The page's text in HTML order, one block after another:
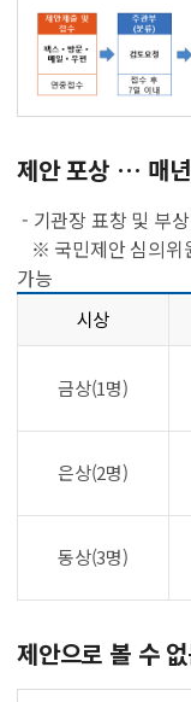
제안 포상 … 매
- 기관장 표창 및 부
※ 국민제안 심의위
가능
시상
금상(1명)
은상(2명)
동상(3명)
제안으로 볼 수